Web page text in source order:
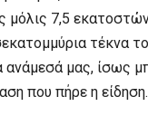
μόλις 7,5
τέκνα
ανάμεσά μας, ίσως
που πήρε η είδηση.